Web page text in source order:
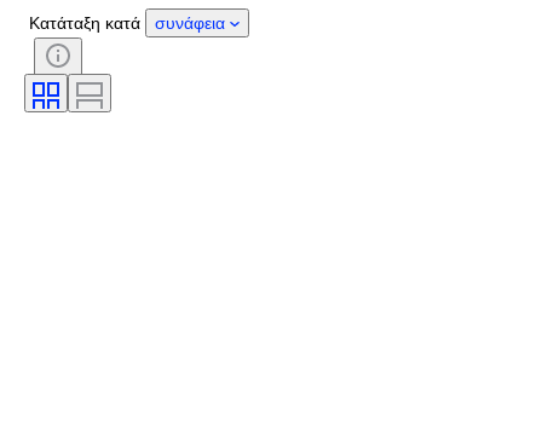
Country of origin
Κατάσταση
Περίοδος
Χρώμα
Εποχή
Κατάταξη κατά συνάφεια